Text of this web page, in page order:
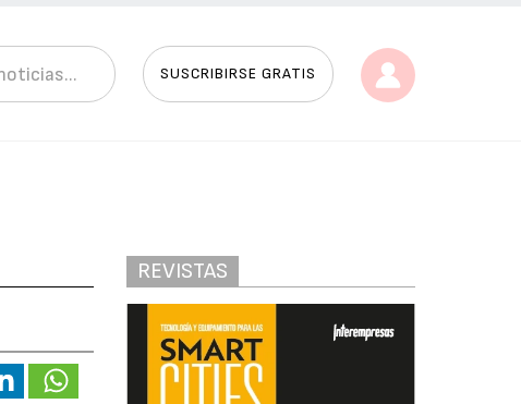
SUSCRIBIRSE GRATIS
REVISTAS